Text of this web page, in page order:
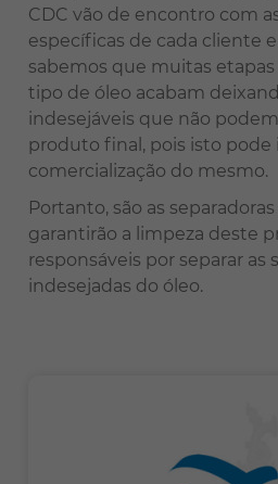
CDC vão de encontro com
específicas de cada cliente
sabemos que muitas
tipo de óleo acabam
indesejáveis que não
produto final, pois isto pode
comercialização do mesmo.
Portanto, são as
garantirão a limpeza deste
responsáveis por separar as
indesejadas do óleo.